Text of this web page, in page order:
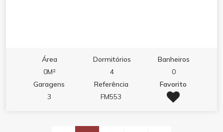
Área
0M²
Dormitórios
4
Banheiros
0
Garagens
3
Referência
FM553
Favorito